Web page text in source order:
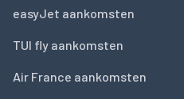
easyJet aankomsten
TUI fly aankomsten
Air France aankomsten